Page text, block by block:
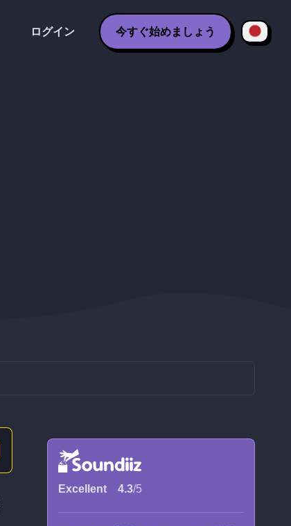
ログイン 今すぐ始めましょう
Excellent 4.3/5